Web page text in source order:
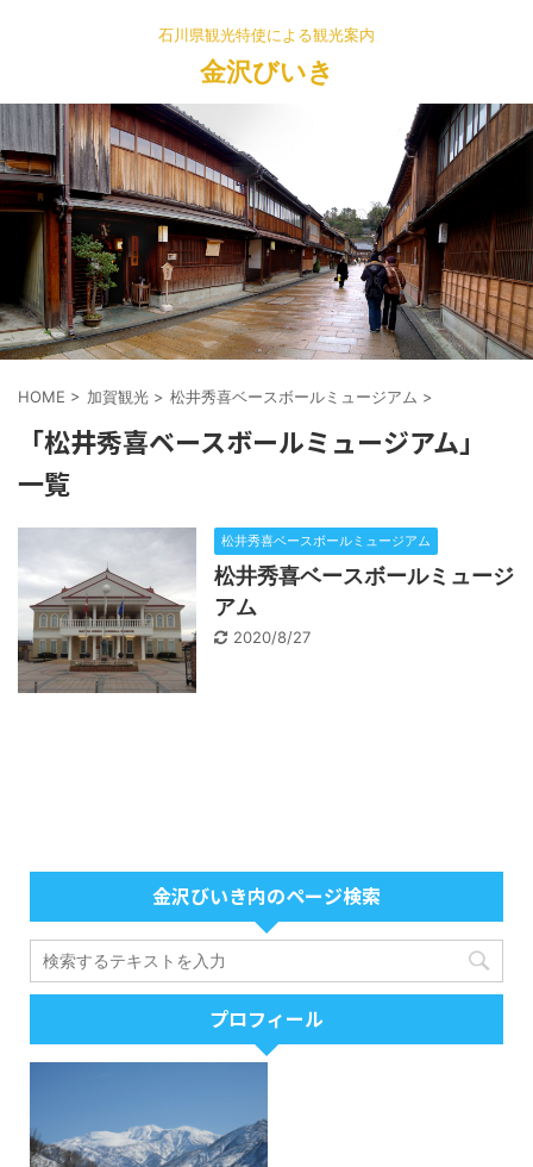
石川県観光特使による観光案内
金沢びいき
HOME > 加賀観光 > 松井秀喜ベースボールミュージアム >
「松井秀喜ベースボールミュージアム」
一覧
松井秀喜ベースボールミュージアム
松井秀喜ベースボールミュージ
アム
2020/8/27
金沢びいき内のページ検索
プロフィール